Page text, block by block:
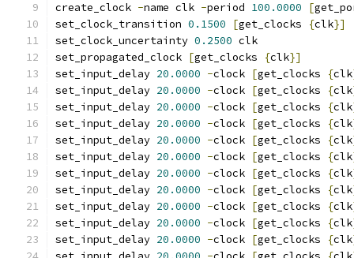
create_clock -name clk -period 100.0000 [
set_clock_transition 0.1500 [get_clocks {clk}]
set_clock_uncertainty 0.2500 clk
set_propagated_clock [get_clocks {clk}]
set_input_delay 20.0000 -clock [get_clocks {clk
set_input_delay 20.0000 -clock [get_clocks {clk
set_input_delay 20.0000 -clock [get_clocks {clk
set_input_delay 20.0000 -clock [get_clocks {clk
set_input_delay 20.0000 -clock [get_clocks {clk
set_input_delay 20.0000 -clock [get_clocks {clk
set_input_delay 20.0000 -clock [get_clocks {clk
set_input_delay 20.0000 -clock [get_clocks {clk
set_input_delay 20.0000 -clock [get_clocks {clk
set_input_delay 20.0000 -clock [get_clocks {clk
set_input_delay 20.0000 -clock [get_clocks {clk